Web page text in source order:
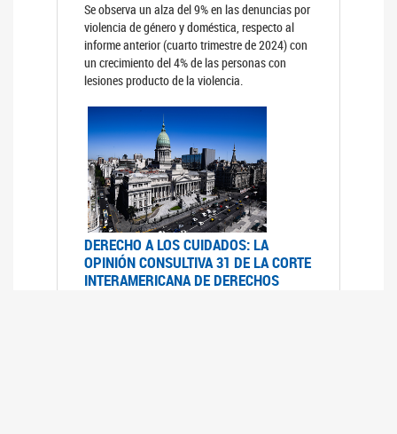
Se observa un alza del 9% en las denuncias por
violencia de género y doméstica, respecto al
informe anterior (cuarto trimestre de 2024) con
un crecimiento del 4% de las personas con
lesiones producto de la violencia.
DERECHO A LOS CUIDADOS: LA
OPINIÓN CONSULTIVA 31 DE LA CORTE
INTERAMERICANA DE DERECHOS